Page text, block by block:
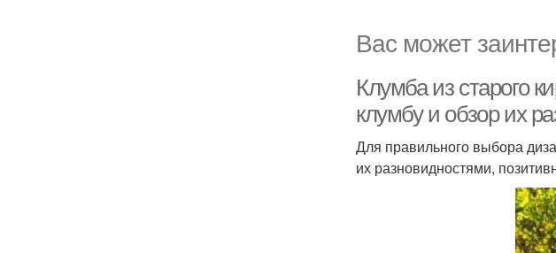
Вас может
Клумба из старого
клумбу и обзор их
Для правильного выбора
их разновидностями,